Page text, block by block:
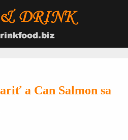
a Can Salmon sa